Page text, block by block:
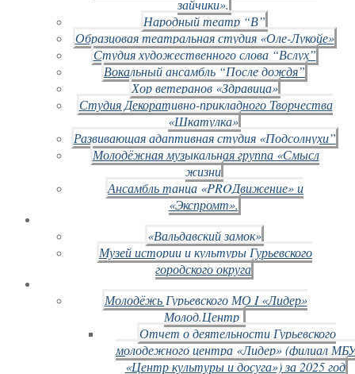
зайчики».
Народный театр “В”
Образцовая театральная студия «Оле-Лукойе»
Студия художественного слова “Вслух”
Вокальный ансамбль “После дождя”
Хор ветеранов «Здравица»
Студия Декоративно-прикладного Творчества
«Шкатулка»
Развивающая адаптивная студия «Подсолнухи”
Молодёжная музыкальная группа «Смысл
жизни
Ансамбль танца «PROДвижение» и
«Экспромт».
«Вальдавский замок»
Музей истории и культуры Гурьевского
городского округа
Молодёжь Гурьевского МО I «Лидер»
Молод.Центр
Отчет о деятельности Гурьевского
молодежного центра «Лидер» (филиал
«Центр культуры и досуга») за 2025 год